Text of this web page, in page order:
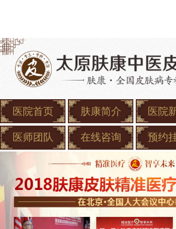
医院首页 肤康简介 医院
医师团队 在线咨询 预约